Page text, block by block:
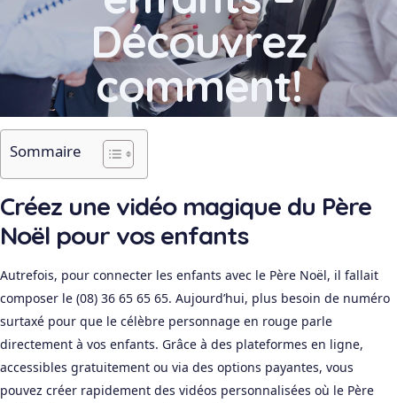
Découvrez
comment!
Sommaire
Créez une vidéo magique du Père
Noël pour vos enfants
Autrefois, pour connecter les enfants avec le Père Noël, il fallait
composer le (08) 36 65 65 65. Aujourd’hui, plus besoin de numéro
surtaxé pour que le célèbre personnage en rouge parle
directement à vos enfants. Grâce à des plateformes en ligne,
accessibles gratuitement ou via des options payantes, vous
pouvez créer rapidement des vidéos personnalisées où le Père